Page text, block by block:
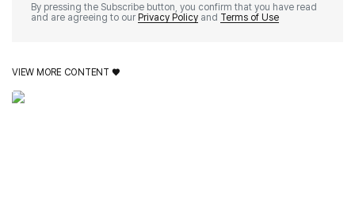
By pressing the Subscribe button, you confirm that you have read
and are agreeing to our Privacy Policy and Terms of Use
VIEW MORE CONTENT ♥️